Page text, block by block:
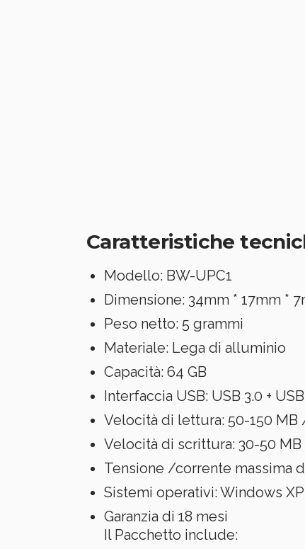
Caratteristiche
Modello: BW-UPC1
Dimensione: 34mm * 17mm *
Peso netto: 5 grammi
Materiale: Lega di alluminio
Capacità: 64 GB
Interfaccia USB: USB 3.0 +
Velocità di lettura: 50-150 MB
Velocità di scrittura: 30-50
Tensione /corrente massima
Sistemi operativi: Windows XP
Garanzia di 18 mesi
Il Pacchetto include: